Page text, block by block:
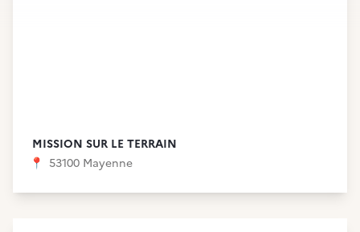
MISSION SUR LE TERRAIN
📍 53100 Mayenne